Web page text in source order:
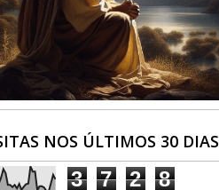
NOS ÚLTIMOS 30 DIAS
3 7 2 8